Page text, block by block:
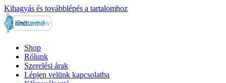
Kihagyás és továbblépés a tartalomhoz
Shop
Rólunk
Szerelési árak
Lépjen velünk kapcsolatba